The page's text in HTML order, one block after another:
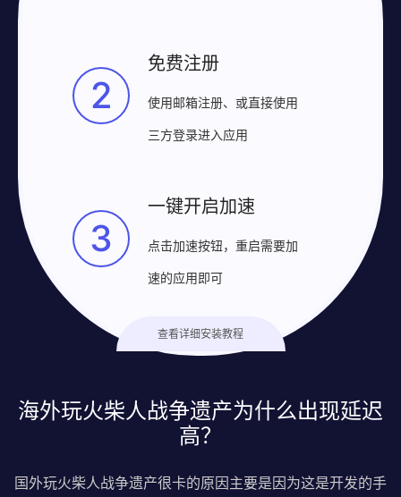
2
免费注册
使用邮箱注册、或直接使用
三方登录进入应用
3
一键开启加速
点击加速按钮，重启需要加
速的应用即可
查看详细安装教程
海外玩火柴人战争遗产为什么出现延迟
高？
国外玩火柴人战争遗产很卡的原因主要是因为这是开发的手